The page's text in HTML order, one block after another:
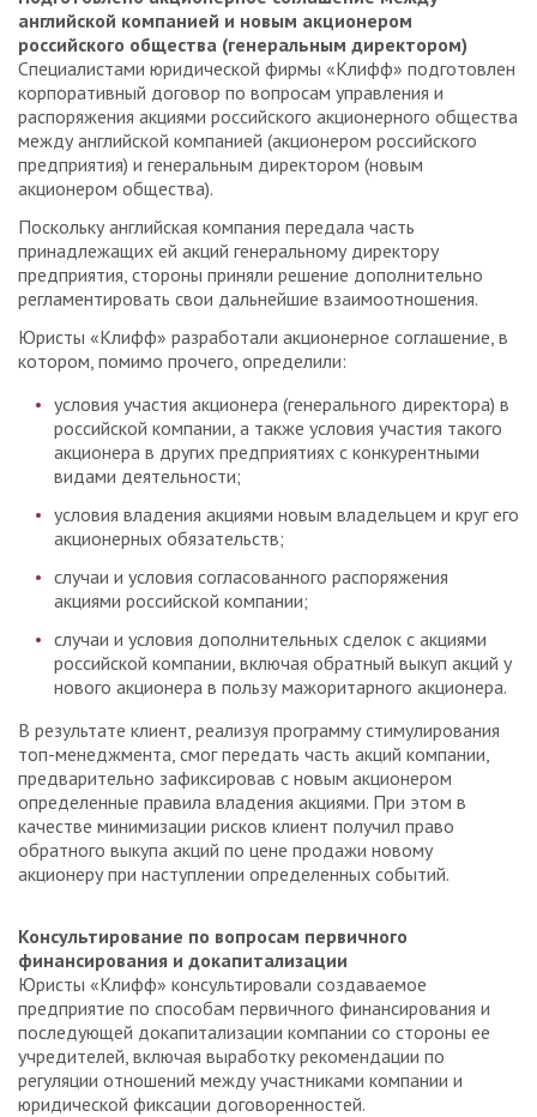
английской компанией и новым акционером
российского общества (генеральным директором)
Специалистами юридической фирмы «Клифф» подготовлен
корпоративный договор по вопросам управления и
распоряжения акциями российского акционерного общества
между английской компанией (акционером российского
предприятия) и генеральным директором (новым
акционером общества).
Поскольку английская компания передала часть
принадлежащих ей акций генеральному директору
предприятия, стороны приняли решение дополнительно
регламентировать свои дальнейшие взаимоотношения.
Юристы «Клифф» разработали акционерное соглашение, в
котором, помимо прочего, определили:
условия участия акционера (генерального директора) в
российской компании, а также условия участия такого
акционера в других предприятиях с конкурентными
видами деятельности;
условия владения акциями новым владельцем и круг его
акционерных обязательств;
случаи и условия согласованного распоряжения
акциями российской компании;
случаи и условия дополнительных сделок с акциями
российской компании, включая обратный выкуп акций у
нового акционера в пользу мажоритарного акционера.
В результате клиент, реализуя программу стимулирования
топ-менеджмента, смог передать часть акций компании,
предварительно зафиксировав с новым акционером
определенные правила владения акциями. При этом в
качестве минимизации рисков клиент получил право
обратного выкупа акций по цене продажи новому
акционеру при наступлении определенных событий.
Консультирование по вопросам первичного
финансирования и докапитализации
Юристы «Клифф» консультировали создаваемое
предприятие по способам первичного финансирования и
последующей докапитализации компании со стороны ее
учредителей, включая выработку рекомендации по
регуляции отношений между участниками компании и
юридической фиксации договоренностей.